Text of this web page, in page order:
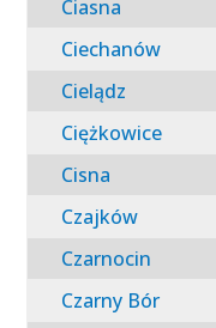
Ciasna
Ciechanów
Cielądz
Ciężkowice
Cisna
Czajków
Czarnocin
Czarny Bór